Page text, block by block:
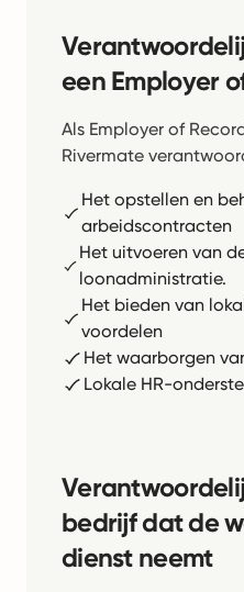
een Employer
Als Employer of
Rivermate
Het opstellen en
arbeidscontracten
Het uitvoeren van
loonadministratie.
Het bieden van
voordelen
Het waarborgen
Lokale HR-
bedrijf dat de
dienst neemt